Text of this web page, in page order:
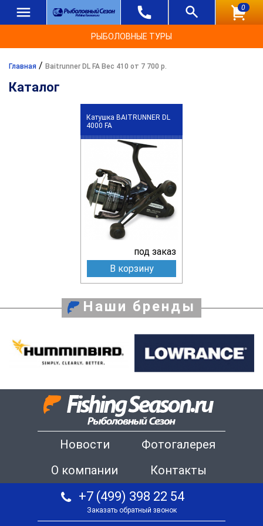
0
РЫБОЛОВНЫЕ ТУРЫ
Главная / Baitrunner DL FA Вес 410 от 7 700 р.
Каталог
Катушка BAITRUNNER DL
4000 FA
под заказ
В корзину
Наши бренды
Новости
Фотогалерея
О компании
Контакты
+7 (499) 398 22 54
Заказать обратный звонок